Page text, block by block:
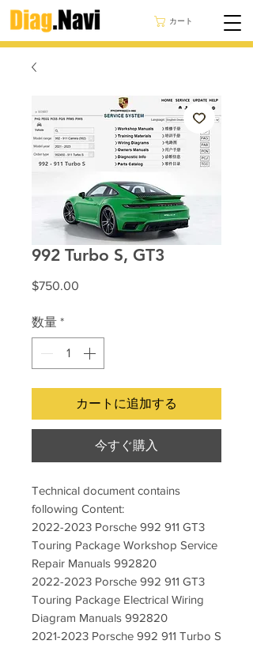
カート
992 Turbo S, GT3
$750.00
数量 *
カートに追加する
今すぐ購入
Technical document contains
following Content:
2022-2023 Porsche 992 911 GT3
Touring Package Workshop Service
Repair Manuals 992820
2022-2023 Porsche 992 911 GT3
Touring Package Electrical Wiring
Diagram Manuals 992820
2021-2023 Porsche 992 911 Turbo S